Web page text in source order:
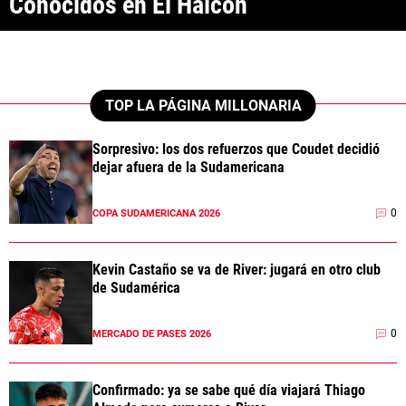
ANÁLISIS TÁCTICO
NOTICIAS
GUÍAS
CÓDIGOS
PRONÓSTICOS
APUESTA DEL DÍA
ESCRIBÍ EN LA PÁGINA MILLONARIAAPUESTAS
La Página Millonaria es un sitio no oficial, creado por socios e
hinchas de River y no tiene afiliación alguna con el club Atlético River
Plate.
Esta sección no tiene relación alguna con el club. Para visitar el sitio
TOP LA PÁGINA MILLONARIA
Sorpresivo: los dos refuerzos que Coudet decidió
dejar afuera de la Sudamericana
COPA SUDAMERICANA 2026 0
Kevin Castaño se va de River: jugará en otro club
de Sudamérica
MERCADO DE PASES 2026 0
Confirmado: ya se sabe qué día viajará Thiago